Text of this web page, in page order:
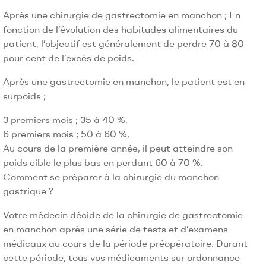
Après une chirurgie de gastrectomie en manchon ; En
fonction de l’évolution des habitudes alimentaires du
patient, l’objectif est généralement de perdre 70 à 80
pour cent de l’excès de poids.
Après une gastrectomie en manchon, le patient est en
surpoids ;
3 premiers mois ; 35 à 40 %,
6 premiers mois ; 50 à 60 %,
Au cours de la première année, il peut atteindre son
poids cible le plus bas en perdant 60 à 70 %.
Comment se préparer à la chirurgie du manchon
gastrique ?
Votre médecin décide de la chirurgie de gastrectomie
en manchon après une série de tests et d’examens
médicaux au cours de la période préopératoire. Durant
cette période, tous vos médicaments sur ordonnance